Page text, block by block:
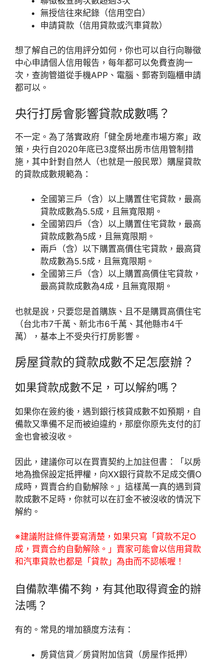
無授信往來紀錄（信用空白）
申請貸款（信用貸款或汽車貸款）
想了解自己的信用評分如何，你也可以自行向聯徵
中心申請個人信用報告，每年都可以免費查詢一
次，查詢管道從手機APP、電腦、郵寄到臨櫃申請
都可以。
央行打房會影響貸款成數嗎？
不一定。為了落實政府「健全房地產市場方案」政
策，央行自2020年底已3度祭出房市信用管制措
施，其中針對自然人（也就是一般民眾）購屋貸款
的貸款成數規範為：
全國第三戶（含）以上購置住宅貸款，最高
貸款成數為5.5成，且無寬限期。
全國第四戶（含）以上購置住宅貸款，最高
貸款成數為5成，且無寬限期。
兩戶（含）以下購置高價住宅貸款，最高貸
款成數為5.5成，且無寬限期。
全國第三戶（含）以上購置高價住宅貸款，
最高貸款成數為4成，且無寬限期。
也就是說，只要您是首購族、且不是購買高價住宅
（台北市7千萬、新北市6千萬、其他縣市4千
萬），基本上不受央行打房影響。
房屋貸款的貸款成數不足怎麼辦？
如果貸款成數不足，可以解約嗎？
如果你在簽約後，遇到銀行核貸成數不如預期，自
備款又準備不足而被迫違約，那麼你原先支付的訂
金也會被沒收。
因此，建議你可以在買賣契約上加註但書：「以房
地為擔保設定抵押權，向XX銀行貸款不足成交價O
成時，買賣合約自動解除。」這樣萬一真的遇到貸
款成數不足時，你就可以在訂金不被沒收的情況下
解約。
※建議附註條件要寫清楚，如果只寫「貸款不足O
成，買賣合約自動解除。」賣家可能會以信用貸款
和汽車貸款也都是「貸款」為由而不認帳喔！
自備款準備不夠，有其他取得資金的辦
法嗎？
有的。常見的增加額度方法有：
房貸信貸／房貸附加信貸（房屋作抵押）